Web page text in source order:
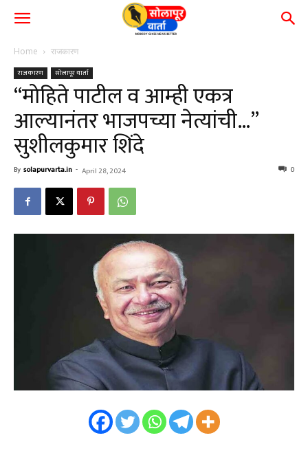
Home राजकारण
राजकारण सोलापूर वार्ता
“मोहिते पाटील व आम्ही एकत्र
आल्यानंतर भाजपच्या नेत्यांची…”
सुशीलकुमार शिंदे
By solapurvarta.in - April 28, 2024 0